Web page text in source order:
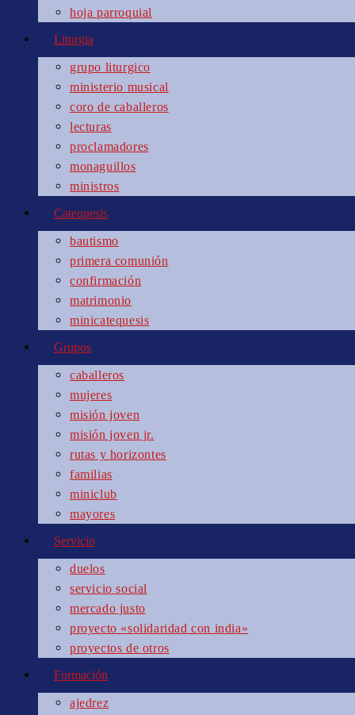
hoja parroquial
Liturgia
grupo liturgico
ministerio musical
coro de caballeros
lecturas
proclamadores
monaguillos
ministros
Catequesis
bautismo
primera comunión
confirmación
matrimonio
minicatequesis
Grupos
caballeros
mujeres
misión joven
misión joven jr.
rutas y horizontes
familias
miniclub
mayores
Servicio
duelos
servicio social
mercado justo
proyecto «solidaridad con india»
proyectos de otros
Formación
ajedrez